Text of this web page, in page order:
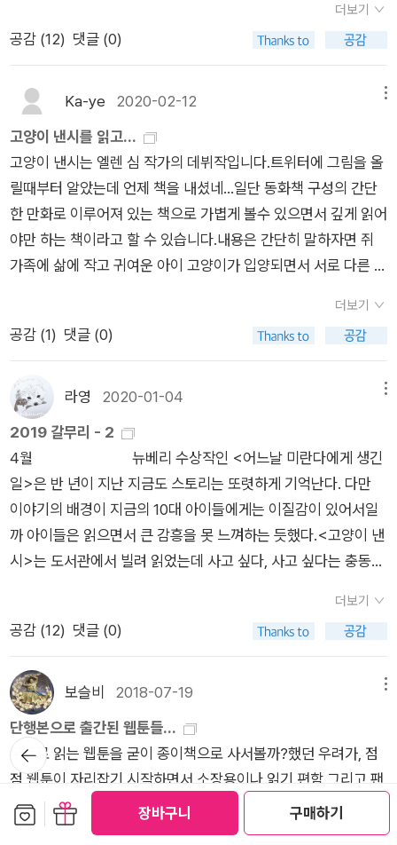
장바구니 구매하기
했다. 최근 십 년동안 인터넷에서 고양이들의 귀여움이 각광받는
것 같다. 그러면 어떠랴 귀여우면 된 것을! 냥이도 댕댕이도 모두
친구에게 선물했다. 가끔 꺼내보는 데 볼 때마다 포근한 기분이
더보기
공감 (12) 댓글 (0)
Ka-ye 2020-02-12
고양이 낸시를 읽고...
고양이 낸시는 엘렌 심 작가의 데뷔작입니다.트위터에 그림을 올
릴때부터 알았는데 언제 책을 내셨네...일단 동화책 구성의 간단
한 만화로 이루어져 있는 책으로 가볍게 볼수 있으면서 깊게 읽어
야만 하는 책이라고 할 수 있습니다.내용은 간단히 말하자면 쥐
가족에 삶에 작고 귀여운 아이 고양이가 입양되면서 서로 다른 상
수 있습니다.귀여운 그림체라서 보기 좋고, 깊게 생각해야 하는
내용이라서 아주 재미있게 읽을 수 있습니다.미국식 동화 카툰에
절한 개그 센스와 폭발하는 귀여움이 잘 어우러진 수작입니다.무
엇보다 작가이신 엘렌 심씨가 동물을 좋아하고 그들에 대한 사랑
이 넘쳐나서 그 감정이 책에 그대로 녹아들어가 있다는게 느껴지
네요.후속작인 환생동물일기도 명작이지만 고양이 낸시는 꼭 한
번은 읽어볼만한 추천 작품입니다.
더보기
공감 (1) 댓글 (0)
라영 2020-01-04
2019 갈무리 - 2
4월 뉴베리 수상작인 <어느날 미란다에게 생긴
일>은 반 년이 지난 지금도 스토리는 또렷하게 기억난다. 다만
이야기의 배경이 지금의 10대 아이들에게는 이질감이 있어서일
까 아이들은 읽으면서 큰 감흥을 못 느껴하는 듯했다.<고양이 낸
시>는 도서관에서 빌려 읽었는데 사고 싶다, 사고 싶다는 충동을
작에 꽂혀 짬나는대로 많이 읽었다. 읽으면서 굉장히 광분(그래
바로 이건데!!!)했었는데, 그랬는데, 어찌된 게 누구한테 얘기할라
머지 마음 속 깊이 파고들어가서 뇌까지 이사할 여력이 없었나보
다, 그렇게 위안하고 있다...<어쩌다 중학생 같은 걸 하고 있을까
>는 공부머리 독서법 팟캐스트를 듣다가 읽어보고 아이들에게도
추천해봤는데 엄청난 대호평. 오래전에 읽다 관뒀던 고전부 시리
즈가 자주 다니던 지역 알라딘 중고매장에 거의 새것이나 다름없
는 게 대단한 가격에 진열돼 있길래 전부 구입해서 다시 읽어봤
더보기
공감 (12) 댓글 (0)
보슬비 2018-07-19
단행본으로 출간된 웹툰들...
무료로 읽는 웹툰을 굳이 종이책으로 사서볼까?했던 우려가, 점
점 웹툰이 자리잡기 시작하면서 소장용이나 읽기 편함 그리고 팬
심으로 이제는 단행본이 나오지 않으면 섭섭해집니다. 웹으로 읽
을때와 책으로 읽을때 또 다른 매력이 있어 봤던 만화도 만화책으
뒤로가
기